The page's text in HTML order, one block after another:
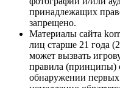
принадлежащих
запрещено.
Материалы сайта
лиц старше 21 года
может вызвать
правила (принципы)
обнаружении первых